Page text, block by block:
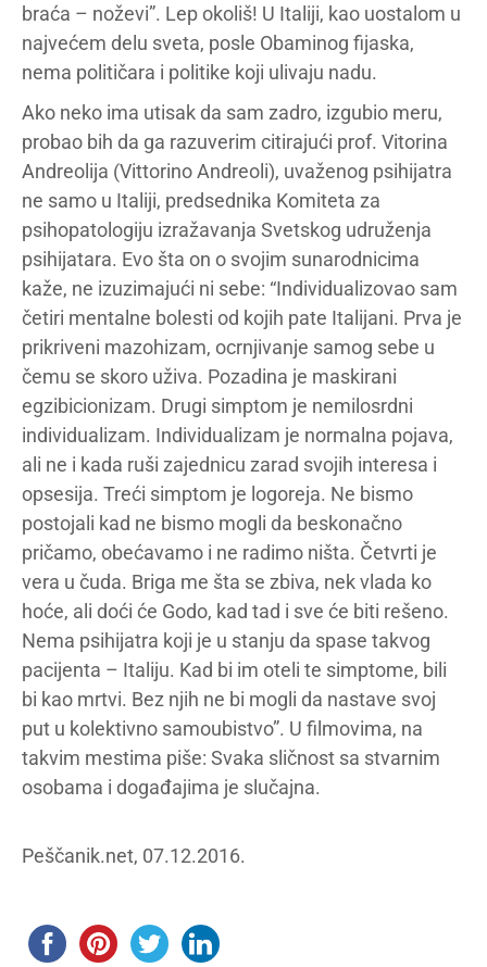
braća – noževi”. Lep okoliš! U Italiji, kao uostalom u
najvećem delu sveta, posle Obaminog fijaska,
nema političara i politike koji ulivaju nadu.
Ako neko ima utisak da sam zadro, izgubio meru,
probao bih da ga razuverim citirajući prof. Vitorina
Andreolija (Vittorino Andreoli), uvaženog psihijatra
ne samo u Italiji, predsednika Komiteta za
psihopatologiju izražavanja Svetskog udruženja
psihijatara. Evo šta on o svojim sunarodnicima
kaže, ne izuzimajući ni sebe: “Individualizovao sam
četiri mentalne bolesti od kojih pate Italijani. Prva je
prikriveni mazohizam, ocrnjivanje samog sebe u
čemu se skoro uživa. Pozadina je maskirani
egzibicionizam. Drugi simptom je nemilosrdni
individualizam. Individualizam je normalna pojava,
ali ne i kada ruši zajednicu zarad svojih interesa i
opsesija. Treći simptom je logoreja. Ne bismo
postojali kad ne bismo mogli da beskonačno
pričamo, obećavamo i ne radimo ništa. Četvrti je
vera u čuda. Briga me šta se zbiva, nek vlada ko
hoće, ali doći će Godo, kad tad i sve će biti rešeno.
Nema psihijatra koji je u stanju da spase takvog
pacijenta – Italiju. Kad bi im oteli te simptome, bili
bi kao mrtvi. Bez njih ne bi mogli da nastave svoj
put u kolektivno samoubistvo”. U filmovima, na
takvim mestima piše: Svaka sličnost sa stvarnim
osobama i događajima je slučajna.
Peščanik.net, 07.12.2016.